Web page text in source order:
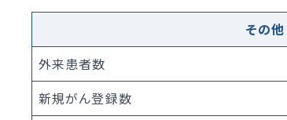
その他
外来患者数
新規がん登録数